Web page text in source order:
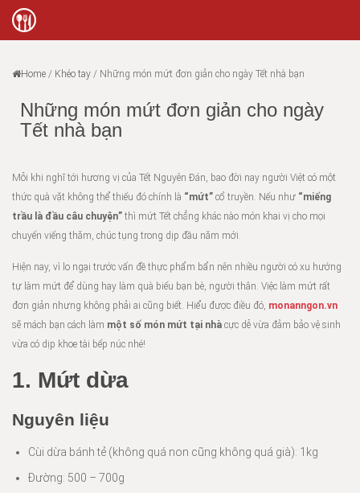
Home / Khéo tay / Những món mứt đơn giản cho ngày Tết nhà bạn
Những món mứt đơn giản cho ngày
Tết nhà bạn
Mỗi khi nghĩ tới hương vị của Tết Nguyên Đán, bao đời nay người Việt có một
thức quà vặt không thể thiếu đó chính là “mứt” cổ truyền. Nếu như “miếng
trầu là đầu câu chuyện” thì mứt Tết chẳng khác nào món khai vị cho mọi
chuyến viếng thăm, chúc tụng trong dịp đầu năm mới.
Hiện nay, vì lo ngại trước vấn đề thực phẩm bẩn nên nhiều người có xu hướng
tự làm mứt để dùng hay làm quà biếu bạn bè, người thân. Việc làm mứt rất
đơn giản nhưng không phải ai cũng biết. Hiểu được điều đó, monanngon.vn
sẽ mách bạn cách làm một số món mứt tại nhà cực dễ vừa đảm bảo vệ sinh
vừa có dịp khoe tài bếp núc nhé!
1. Mứt dừa
Nguyên liệu
Cùi dừa bánh tẻ (không quá non cũng không quá già): 1kg
Đường: 500 – 700g